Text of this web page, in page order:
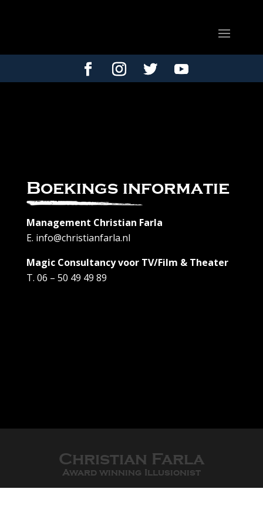
Boekings informatie
Management Christian Farla
E. info@christianfarla.nl
Magic Consultancy voor TV/Film & Theater
T. 06 – 50 49 49 89
Christian Farla
Award winning Illusionist